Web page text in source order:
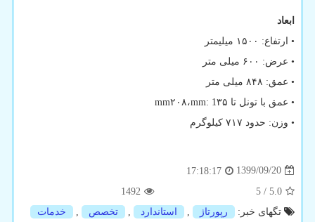
ابعاد
• ارتفاع: ۱۵۰۰ میلیمتر
• عرض: ۶۰۰ میلی متر
• عمق: ۸۴۸ میلی متر
• عمق با تونل تا ۳۵
mm: 1،۲۰۸
mm
• وزن: حدود ۷۱۷ کیلوگرم
1399/09/20
17:18:17
5.0
/
5
1492
تگهای خبر:
رپورتاژ , استاندارد , تخصص , خدمات